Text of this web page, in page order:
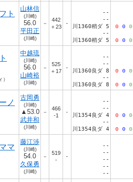
ト
山林信
(川崎)
56.0
平田正
(川崎)
－
442
＋23
-
--
--
川1360稍ダ 5
--
川1360稍ダ 5
0 0 0
0 0 0
中越琉
(川崎)
56.0
山崎裕
(川崎)
－
525
＋17
-
--
--
川1360良ダ 8
--
川1360良ダ 8
0 0 0
0 0 0
ノ
古岡勇
(川崎)
▲53.0
武井和
(川崎)
－
466
-1
-
--
--
川1354良ダ 4
--
川1354良ダ 4
0 0 0
0 0 0
マ
藤江渉
(川崎)
54.0
久保勇
(川崎)
－
519
-
-
--
--
--
--
--